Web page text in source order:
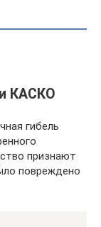
КАСКО
гибель
признают
повреждено